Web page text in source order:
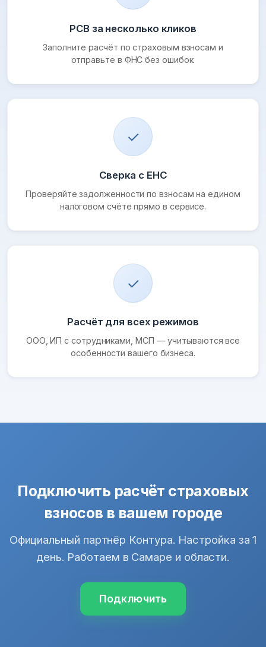
РСВ за несколько кликов
Заполните расчёт по страховым взносам и
отправьте в ФНС без ошибок.
✓
Сверка с ЕНС
Проверяйте задолженности по взносам на едином
налоговом счёте прямо в сервисе.
✓
Расчёт для всех режимов
ООО, ИП с сотрудниками, МСП — учитываются все
особенности вашего бизнеса.
Подключить расчёт страховых
взносов в вашем городе
Официальный партнёр Контура. Настройка за 1
день. Работаем в Самаре и области.
Подключить